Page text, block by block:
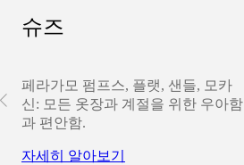
슈즈
페라가모 펌프스, 플랫, 샌들, 모카
신: 모든 옷장과 계절을 위한 우아함
과 편안함.
자세히 알아보기